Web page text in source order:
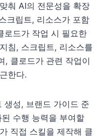
춰 AI의 전문성을 확장
크립트, 리소스가 포함
로드가 작업 시 필요한
침, 스크립트, 리소스를
, 클로드가 관련 작업이
한다.
생성, 브랜드 가이드 준
수행 능력을 부여할
직접 스킬을 제작해 클